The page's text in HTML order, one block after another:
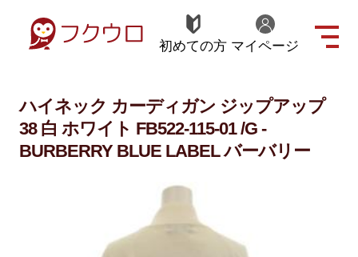
初めての方 マイページ
ハイネック カーディガン ジップアップ
38 白 ホワイト FB522-115-01 /G -
BURBERRY BLUE LABEL バーバリー